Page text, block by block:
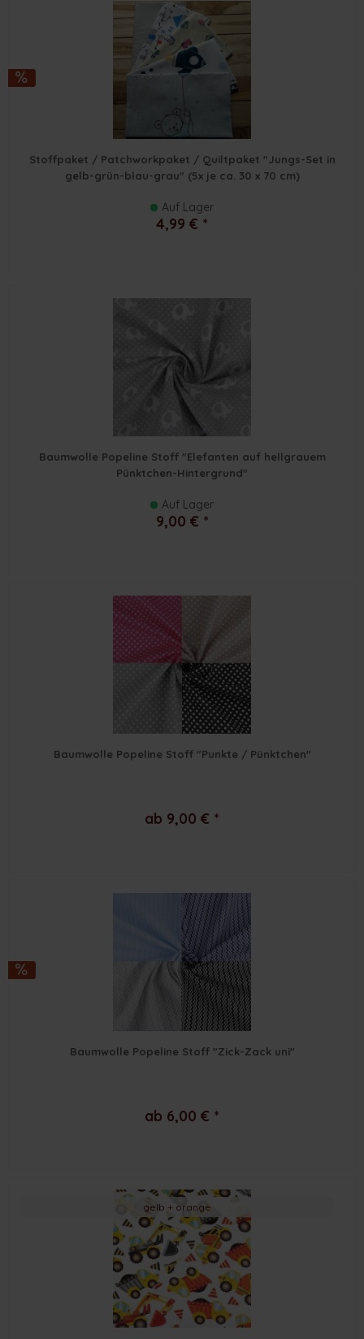
Stoffpaket / Patchworkpaket / Quiltpaket "Jungs-Set in
gelb-grün-blau-grau" (5x je ca. 30 x 70 cm)
Auf Lager
4,99 € *
Baumwolle Popeline Stoff "Elefanten auf hellgrauem
Pünktchen-Hintergrund"
Auf Lager
9,00 € *
Baumwolle Popeline Stoff "Punkte / Pünktchen"
ab 9,00 € *
Baumwolle Popeline Stoff "Zick-Zack uni"
ab 6,00 € *
gelb + orange